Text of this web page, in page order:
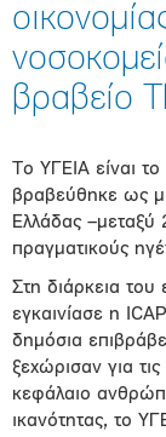
βραβείο
Το ΥΓΕΙΑ είναι
βραβεύθηκε ως
Ελλάδας
πραγματικούς
Στη διάρκεια
εγκαινίασε η
δημόσια
ξεχώρισαν για
κεφάλαιο
ικανότητας, το